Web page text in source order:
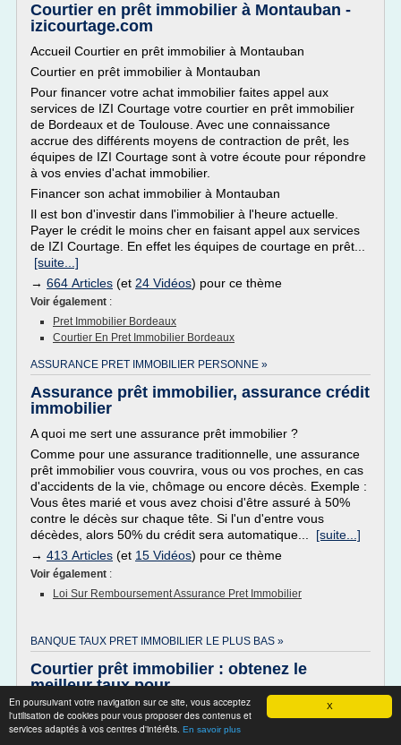
X
En poursuivant votre navigation sur ce site, vous acceptez
l'utilisation de cookies pour vous proposer des contenus et
services adaptés à vos centres d'intérêts. En savoir plus
Courtier en prêt immobilier à Montauban -
izicourtage.com
Accueil Courtier en prêt immobilier à Montauban
Courtier en prêt immobilier à Montauban
Pour financer votre achat immobilier faites appel aux
services de IZI Courtage votre courtier en prêt immobilier
de Bordeaux et de Toulouse. Avec une connaissance
accrue des différents moyens de contraction de prêt, les
équipes de IZI Courtage sont à votre écoute pour répondre
à vos envies d'achat immobilier.
Financer son achat immobilier à Montauban
Il est bon d'investir dans l'immobilier à l'heure actuelle.
Payer le crédit le moins cher en faisant appel aux services
de IZI Courtage. En effet les équipes de courtage en prêt...
[suite...]
→ 664 Articles (et 24 Vidéos) pour ce thème
Voir également :
Pret Immobilier Bordeaux
Courtier En Pret Immobilier Bordeaux
ASSURANCE PRET IMMOBILIER PERSONNE »
Assurance prêt immobilier, assurance crédit
immobilier
A quoi me sert une assurance prêt immobilier ?
Comme pour une assurance traditionnelle, une assurance
prêt immobilier vous couvrira, vous ou vos proches, en cas
d'accidents de la vie, chômage ou encore décès. Exemple :
Vous êtes marié et vous avez choisi d'être assuré à 50%
contre le décès sur chaque tête. Si l'un d'entre vous
décèdes, alors 50% du crédit sera automatique... [suite...]
→ 413 Articles (et 15 Vidéos) pour ce thème
Voir également :
Loi Sur Remboursement Assurance Pret Immobilier
BANQUE TAUX PRET IMMOBILIER LE PLUS BAS »
Courtier prêt immobilier : obtenez le
meilleur taux pour ...
Demande de prêt
Demande en ligne express